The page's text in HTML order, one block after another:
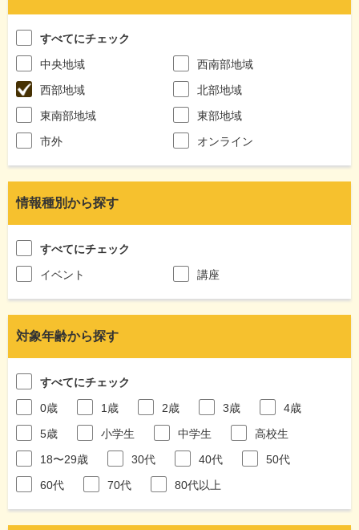
すべてにチェック
中央地域
西南部地域
西部地域
北部地域
東南部地域
東部地域
市外
オンライン
情報種別から探す
すべてにチェック
イベント
講座
対象年齢から探す
すべてにチェック
0歳
1歳 2歳 3歳
4歳
5歳
小学生 中学生
高校生
18〜29歳
30代 40代
50代
60代
70代 80代以上